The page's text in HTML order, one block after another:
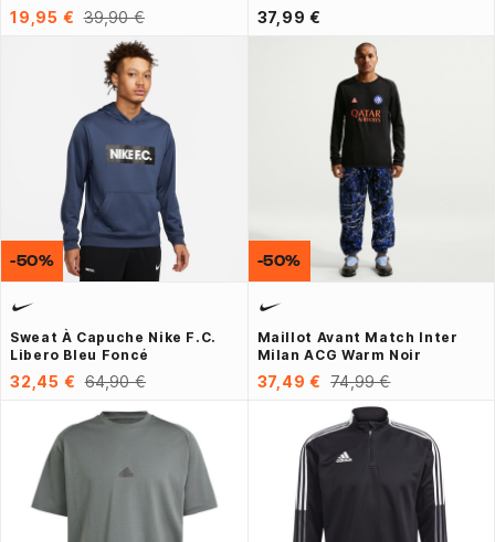
19,95 € 39,90 € 37,99 €
Sweat À Capuche Nike F.C.
Libero Bleu Foncé
32,45 € 64,90 €
-50%
Maillot Avant Match Inter
Milan ACG Warm Noir
37,49 € 74,99 €
-50%